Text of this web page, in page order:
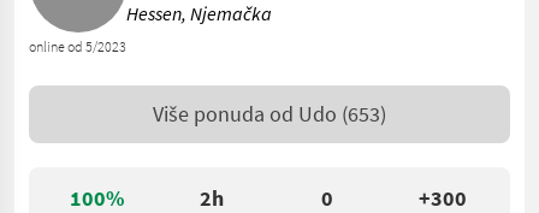
100% 2h 0 +300
online od 5/2023
Hessen, Njemačka
Više ponuda od Udo (653)